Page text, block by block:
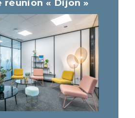
réunion « Dijon »